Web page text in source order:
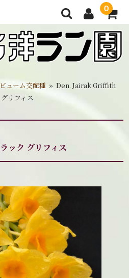
0
ューム交配種 »Den. Jairak Griffith
リフィス
ック グリフィス